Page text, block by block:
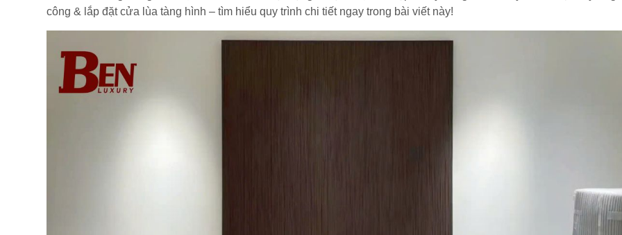
công & lắp đặt cửa lùa tàng hình – tìm hiểu quy trình chi tiết ngay trong bài viết này!